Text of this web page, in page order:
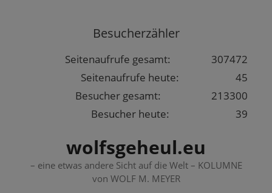
Besucherzähler
307472
Seitenaufrufe gesamt:
45
Seitenaufrufe heute:
213300
Besucher gesamt:
39
Besucher heute:
wolfsgeheul.eu
– eine etwas andere Sicht auf die Welt – KOLUMNE
von WOLF M. MEYER